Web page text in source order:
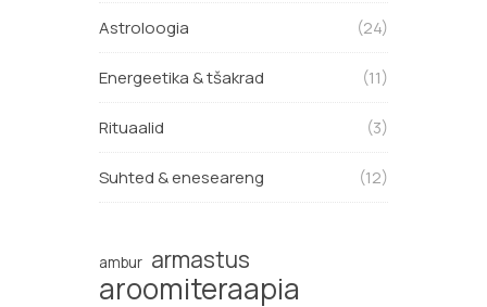
Astroloogia (24)
Energeetika & tšakrad (11)
Rituaalid (3)
Suhted & eneseareng (12)
ambur armastus
aroomiteraapia